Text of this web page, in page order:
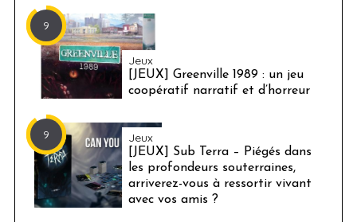
9
Jeux
[JEUX] Greenville 1989 : un jeu
coopératif narratif et d’horreur
9 Jeux
[JEUX] Sub Terra – Piégés dans
les profondeurs souterraines,
arriverez-vous à ressortir vivant
avec vos amis ?
: